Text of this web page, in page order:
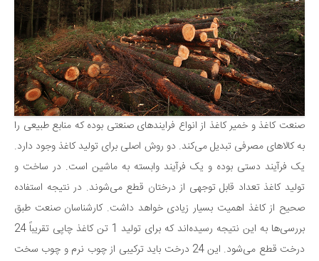
علمی
فناوری‌ها
نجوم و هوا فضا
زمین و محیط زیست
خودرو
سرگرمی
دانستنی‌ها
بازی
طنز
فال
مسابقه
صنعت کاغذ و خمیر کاغذ از انواع فرایندهای صنعتی بوده که منابع طبیعی را
به کالاهای مصرفی تبدیل می‌کند. دو روش اصلی برای تولید کاغذ وجود دارد.
یک فرآیند دستی بوده و یک فرآیند وابسته به ماشین است. در ساخت و
تولید کاغذ تعداد قابل توجهی از درختان قطع می‌شوند. در نتیجه استفاده
صحیح از کاغذ اهمیت بسیار زیادی خواهد داشت. کارشناسان صنعت طبق
بررسی‌ها به این نتیجه رسیده‌اند که برای تولید 1 تن کاغذ چاپی تقریباً 24
درخت قطع می‌شود. این 24 درخت باید ترکیبی از چوب نرم و چوب سخت